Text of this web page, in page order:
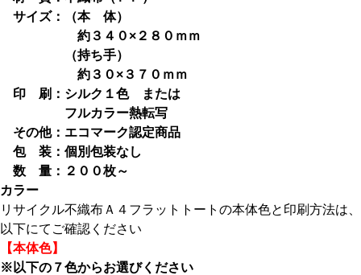
サイズ：（本 体）
約３４０×２８０ｍｍ
（持ち手）
約３０×３７０ｍｍ
印 刷：シルク１色 または
フルカラー熱転写
その他：エコマーク認定商品
包 装：個別包装なし
数 量：２００枚～
カラー
リサイクル不織布Ａ４フラットトートの本体色と印刷方法は、
以下にてご確認ください
【本体色】
※以下の７色からお選びください